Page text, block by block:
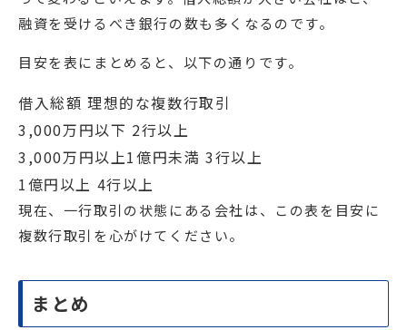
融資を受けるべき銀行の数も多くなるのです。
目安を表にまとめると、以下の通りです。
借入総額 理想的な複数行取引
3,000万円以下 2行以上
3,000万円以上1億円未満 3行以上
1億円以上 4行以上
現在、一行取引の状態にある会社は、この表を目安に
複数行取引を心がけてください。
まとめ